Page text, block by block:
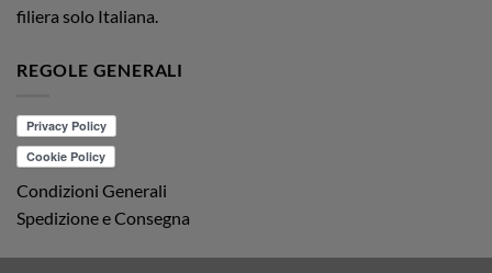
filiera solo Italiana.
REGOLE GENERALI
Condizioni Generali
Spedizione e Consegna